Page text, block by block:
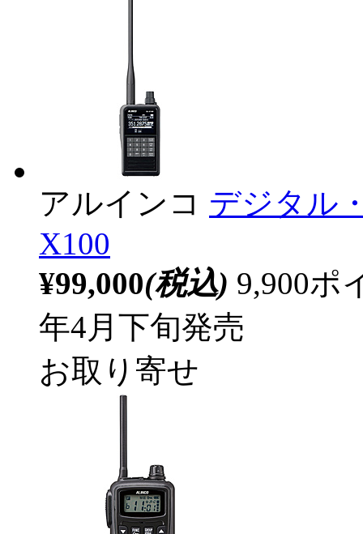
アルインコ デジタル
X100
¥99,000(税込) 9,900ポ
年4月下旬発売
お取り寄せ